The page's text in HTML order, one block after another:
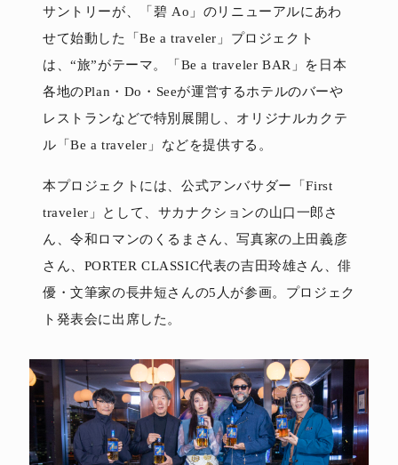
サントリーが、「碧 Ao」のリニューアルにあわ
せて始動した「Be a traveler」プロジェクト
は、“旅”がテーマ。「Be a traveler BAR」を日本
各地のPlan・Do・Seeが運営するホテルのバーや
レストランなどで特別展開し、オリジナルカクテ
ル「Be a traveler」などを提供する。
本プロジェクトには、公式アンバサダー「First
traveler」として、サカナクションの山口一郎さ
ん、令和ロマンのくるまさん、写真家の上田義彦
さん、PORTER CLASSIC代表の吉田玲雄さん、俳
優・文筆家の長井短さんの5人が参画。プロジェク
ト発表会に出席した。